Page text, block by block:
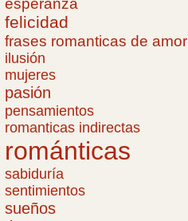
esperanza
felicidad
frases romanticas de amor
ilusión
mujeres
pasión
pensamientos
romanticas indirectas
románticas
sabiduría
sentimientos
sueños